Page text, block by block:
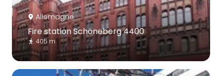
Allemagne
Fire station Schöneberg 4400
405 m